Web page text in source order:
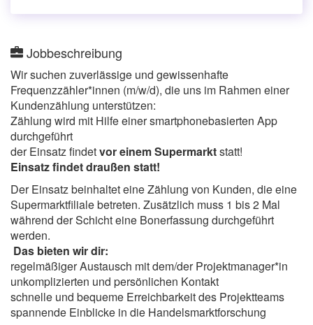
Jobbeschreibung
Wir suchen zuverlässige und gewissenhafte
Frequenzzähler*innen (m/w/d), die uns im Rahmen einer
Kundenzählung unterstützen:
Zählung wird mit Hilfe einer smartphonebasierten App
durchgeführt
der Einsatz findetvor einem Supermarktstatt!
Einsatz findet draußen statt!
Der Einsatz beinhaltet eine Zählung von Kunden, die eine
Supermarktfiliale betreten. Zusätzlich muss 1 bis 2 Mal
während der Schicht eine Bonerfassung durchgeführt
werden.
Das bieten wir dir:
regelmäßiger Austausch mit dem/der Projektmanager*in
unkomplizierten und persönlichen Kontakt
schnelle und bequeme Erreichbarkeit des Projektteams
spannende Einblicke in die Handelsmarktforschung